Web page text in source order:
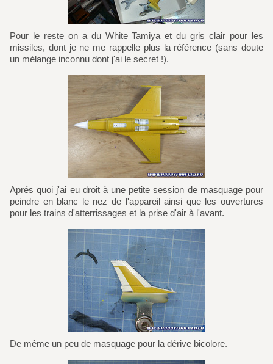
Pour le reste on a du White Tamiya et du gris clair pour les
missiles, dont je ne me rappelle plus la référence (sans doute
un mélange inconnu dont j'ai le secret !).
Aprés quoi j'ai eu droit à une petite session de masquage pour
peindre en blanc le nez de l'appareil ainsi que les ouvertures
pour les trains d'atterrissages et la prise d'air à l'avant.
De même un peu de masquage pour la dérive bicolore.